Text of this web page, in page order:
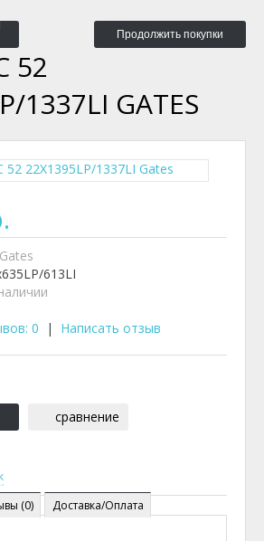
Продолжить покупки
52
1337LI GATES
Gates
613LI
0 | Написать отзыв
сравнение
(0) Доставка/Оплата